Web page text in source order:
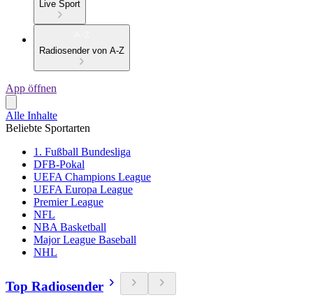
Live Sport
Radiosender von A-Z
App öffnen
Alle Inhalte
Beliebte Sportarten
1. Fußball Bundesliga
DFB-Pokal
UEFA Champions League
UEFA Europa League
Premier League
NFL
NBA Basketball
Major League Baseball
NHL
Top Radiosender